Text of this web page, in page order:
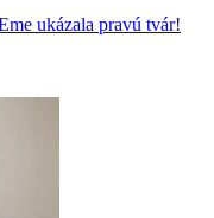
ukázala pravú tvár!